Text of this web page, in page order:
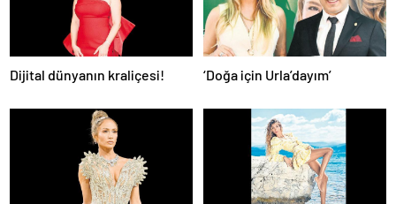
Dijital dünyanın kraliçesi! ‘Doğa için Urla’dayım’